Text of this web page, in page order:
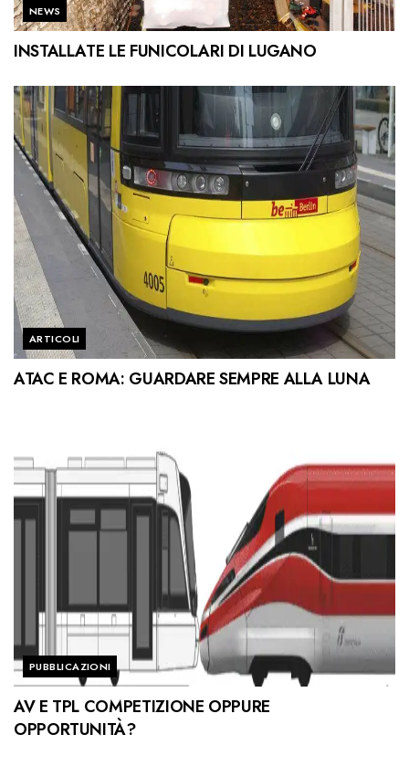
NEWS
INSTALLATE LE FUNICOLARI DI LUGANO
ARTICOLI
ATAC E ROMA: GUARDARE SEMPRE ALLA LUNA
PUBBLICAZIONI
AV E TPL COMPETIZIONE OPPURE
OPPORTUNITÀ?